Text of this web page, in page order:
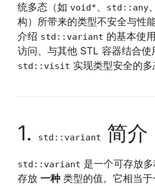
统多态（如 void*、 std::any
构）所带来的类型不安全与性
介绍 std::variant 的基本使
访问、与其他 STL 容器结合使
std::visit 实现类型安全的多
1. std::variant 简介
std::variant 是一个可存放
存放 一种 类型的值。它相当于